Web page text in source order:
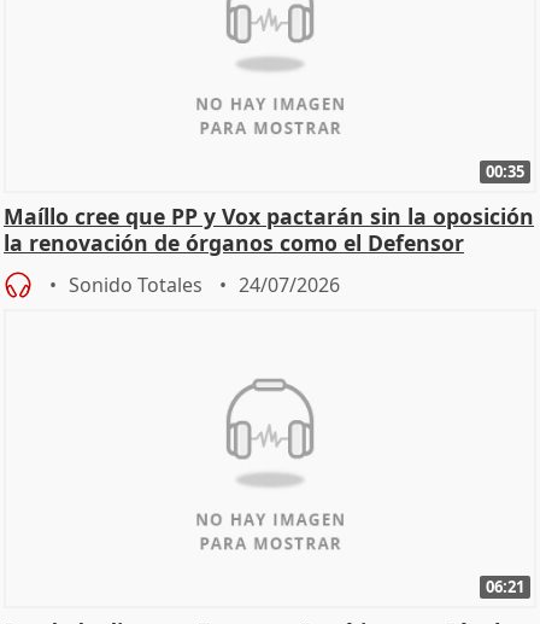
00:35
Maíllo cree que PP y Vox pactarán sin la oposición
la renovación de órganos como el Defensor
Sonido Totales 24/07/2026
06:21